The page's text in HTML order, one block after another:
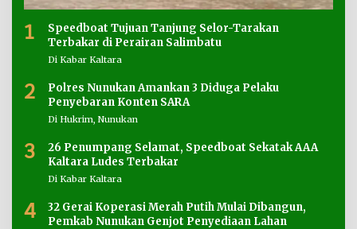
1
Speedboat Tujuan Tanjung Selor-Tarakan
Terbakar di Perairan Salimbatu
Di Kabar Kaltara
2
Polres Nunukan Amankan 3 Diduga Pelaku
Penyebaran Konten SARA
Di Hukrim, Nunukan
3
26 Penumpang Selamat, Speedboat Sekatak AAA
Kaltara Ludes Terbakar
Di Kabar Kaltara
4
32 Gerai Koperasi Merah Putih Mulai Dibangun,
Pemkab Nunukan Genjot Penyediaan Lahan